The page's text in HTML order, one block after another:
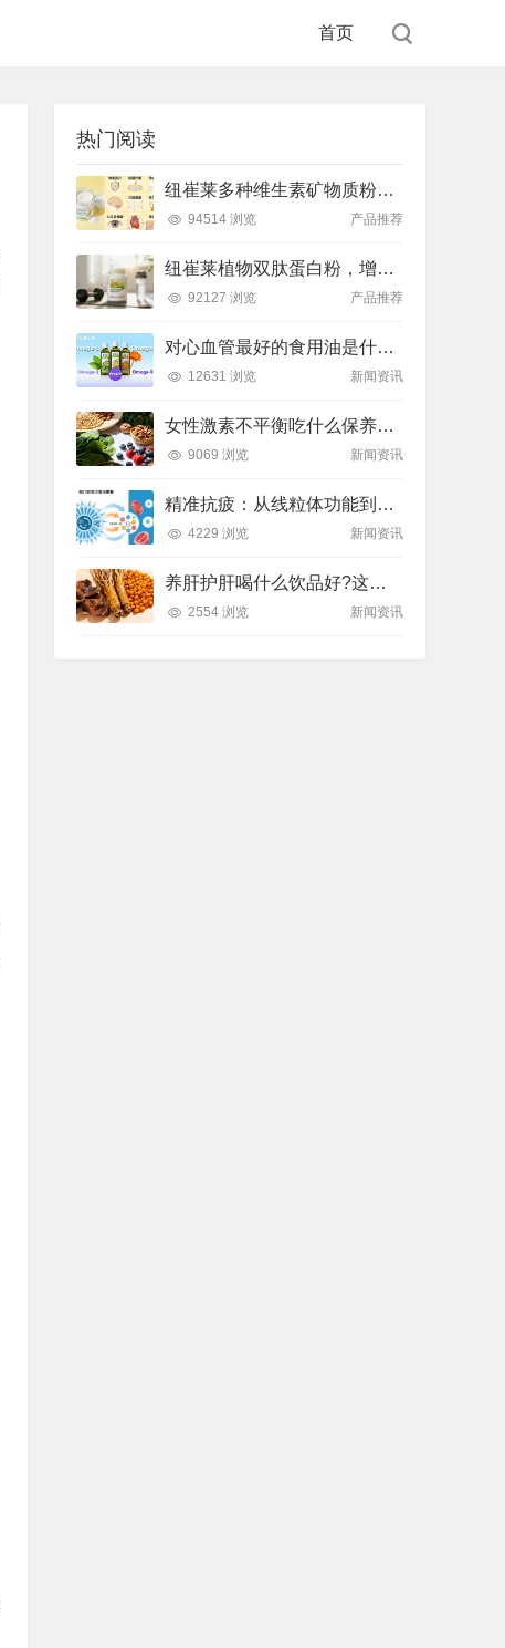
首页
热门阅读
纽崔莱多种维生素矿物质粉，小金粉守护全天健康活力
94514 浏览 产品推荐
纽崔莱植物双肽蛋白粉，增肌补充蛋白质好帮手
92127 浏览 产品推荐
对心血管最好的食用油是什么油？推荐吃这款安利油品
12631 浏览 新闻资讯
女性激素不平衡吃什么保养片可以调节？推荐吃这款纽崔莱保养片
9069 浏览 新闻资讯
精准抗疲：从线粒体功能到造血机制，热门营养方案全解析
4229 浏览 新闻资讯
养肝护肝喝什么饮品好?这款纽崔莱饮品别错过
2554 浏览 新闻资讯